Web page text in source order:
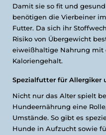
Damit sie so fit und
benötigen die Vierbeiner
Futter. Da sich ihr
Risiko von Übergewicht
eiweißhaltige Nahrung mit
Kaloriengehalt.
Spezialfutter für Allergiker
Nicht nur das Alter spielt
Hundeernährung eine
Umstände. So gibt es
Hunde in Aufzucht sowie